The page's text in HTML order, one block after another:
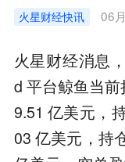
火星财经快讯 06
火星财经消息
d 平台鲸鱼当
9.51 亿美元，
03 亿美元，持